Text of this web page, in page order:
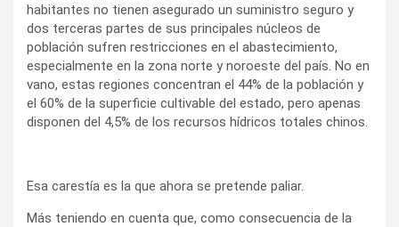
habitantes no tienen asegurado un suministro seguro y
dos terceras partes de sus principales núcleos de
población sufren restricciones en el abastecimiento,
especialmente en la zona norte y noroeste del país. No en
vano, estas regiones concentran el 44% de la población y
el 60% de la superficie cultivable del estado, pero apenas
disponen del 4,5% de los recursos hídricos totales chinos.
Esa carestía es la que ahora se pretende paliar.
Más teniendo en cuenta que, como consecuencia de la